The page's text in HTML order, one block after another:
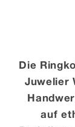
Service &
Die
Juwelier
auf